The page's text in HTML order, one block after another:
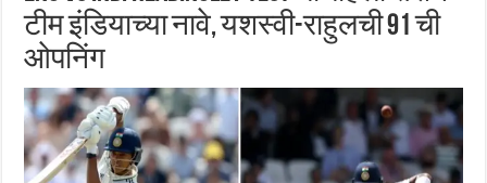
टीम इंडियाच्या नावे, यशस्वी-राहुलची 91 ची
ओपनिंग